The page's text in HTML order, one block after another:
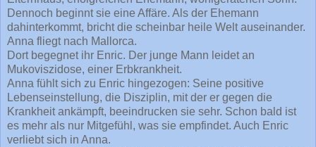
Dennoch beginnt sie eine Affäre. Als der Ehemann
dahinterkommt, bricht die scheinbar heile Welt auseinander.
Anna fliegt nach Mallorca.
Dort begegnet ihr Enric. Der junge Mann leidet an
Mukoviszidose, einer Erbkrankheit.
Anna fühlt sich zu Enric hingezogen: Seine positive
Lebenseinstellung, die Disziplin, mit der er gegen die
Krankheit ankämpft, beeindrucken sie sehr. Schon bald ist
es mehr als nur Mitgefühl, was sie empfindet. Auch Enric
verliebt sich in Anna.